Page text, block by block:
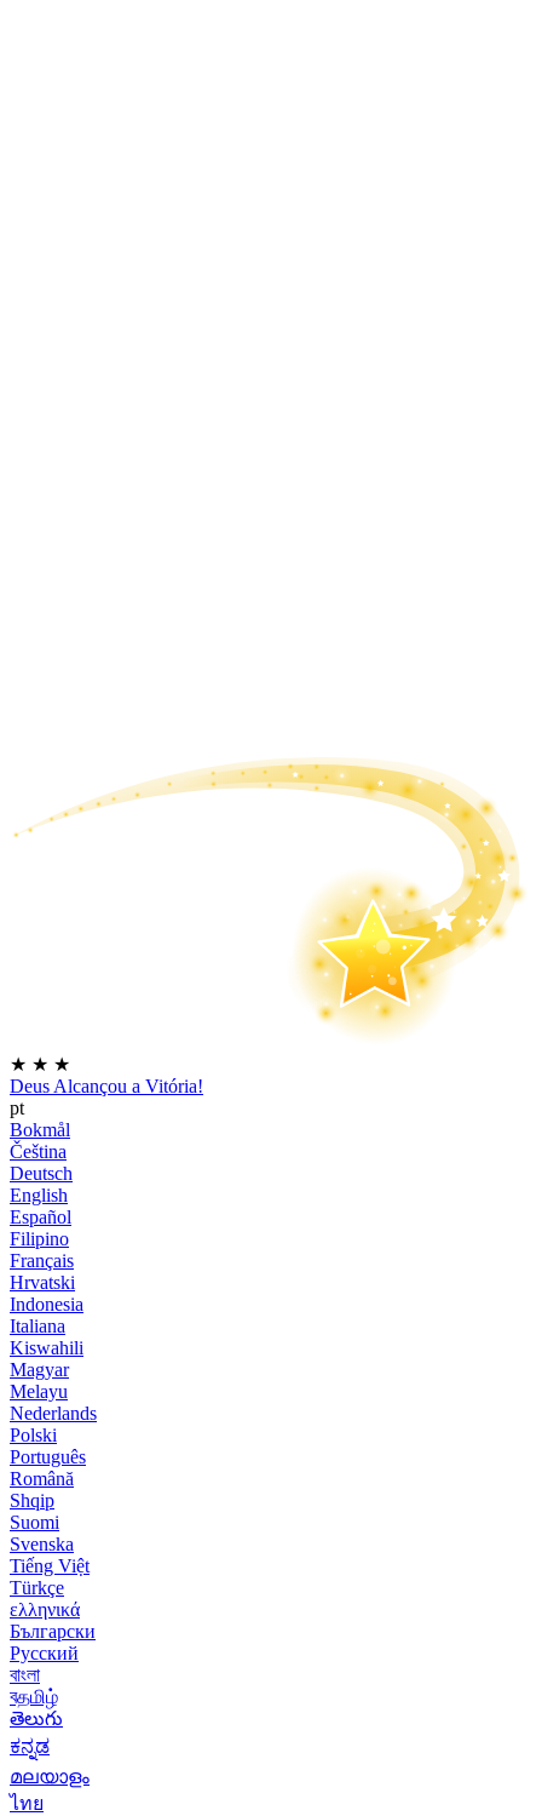
★ ★ ★
Deus Alcançou a Vitória!
pt
Bokmål
Čeština
Deutsch
English
Español
Filipino
Français
Hrvatski
Indonesia
Italiana
Kiswahili
Magyar
Melayu
Nederlands
Polski
Português
Română
Shqip
Suomi
Svenska
Tiếng Việt
Türkçe
ελληνικά
Български
Русский
বাংলা
বதமிழ்
తెలుగు
ಕನ್ನಡ
മലയാളം
ไทย